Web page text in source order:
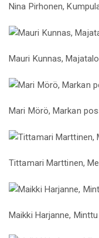
Nina Pirhonen,
Mauri Kunnas,
Mari Mörö, Markan
Tittamari Marttinen,
Maikki Harjanne,